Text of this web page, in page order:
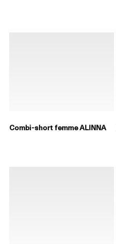
Combi-short femme ALINNA